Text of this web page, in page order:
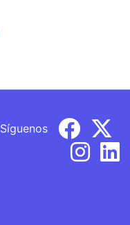
Síguenos